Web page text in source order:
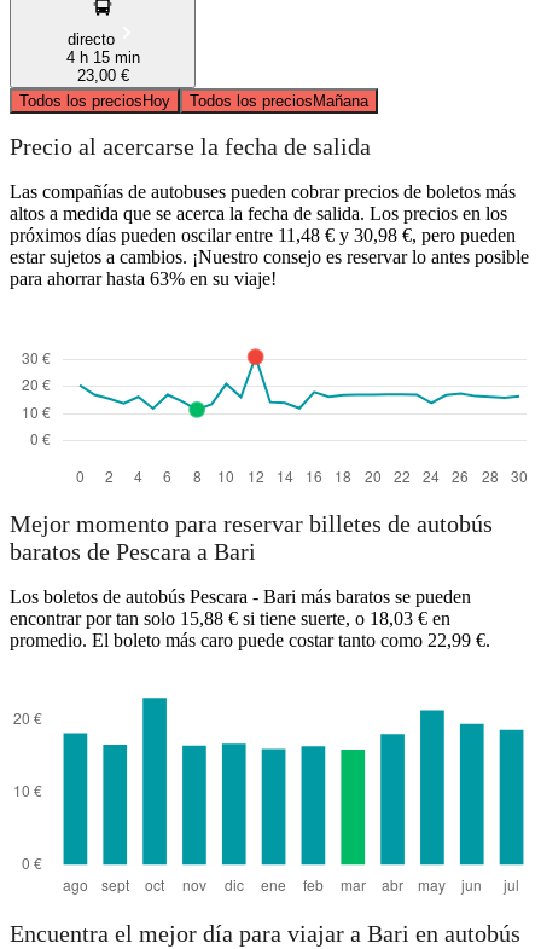
directo
4 h 15 min
23,00 €
Todos los preciosHoy Todos los preciosMañana
Precio al acercarse la fecha de salida
Las compañías de autobuses pueden cobrar precios de boletos más
altos a medida que se acerca la fecha de salida. Los precios en los
próximos días pueden oscilar entre 11,48 € y 30,98 €, pero pueden
estar sujetos a cambios. ¡Nuestro consejo es reservar lo antes posible
para ahorrar hasta 63% en su viaje!
Mejor momento para reservar billetes de autobús
baratos de Pescara a Bari
Los boletos de autobús Pescara - Bari más baratos se pueden
encontrar por tan solo 15,88 € si tiene suerte, o 18,03 € en
promedio. El boleto más caro puede costar tanto como 22,99 €.
Encuentra el mejor día para viajar a Bari en autobús